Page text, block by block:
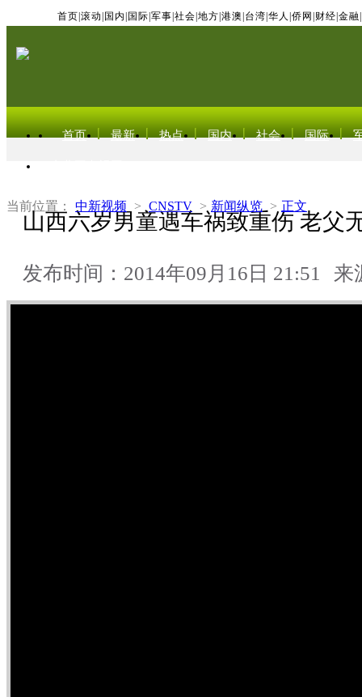
首页 滚动 国内 国际 军事 社会 地方 港澳 台湾 华人 侨网 财经 金融
首页 最新 热点 国内 社会 国际
当前位置： 中新视频 > CNSTV > 新闻纵览 > 正文
山西六岁男童遇车祸致重伤 老父
发布时间：2014年09月16日 21:51 来